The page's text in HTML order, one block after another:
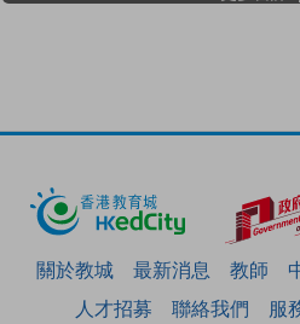
關於教城 最新消息 教師
人才招募
聯絡我們 服